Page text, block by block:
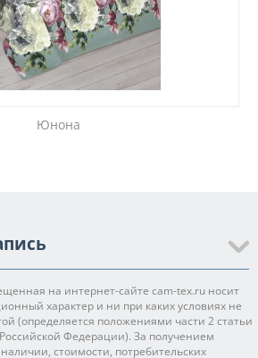
Юнона
на интернет-сайте cam-tex.ru носит
характер и ни при каких условиях не
(определяется положениями части 2 статьи
Федерации). За получением
стоимости, потребительских